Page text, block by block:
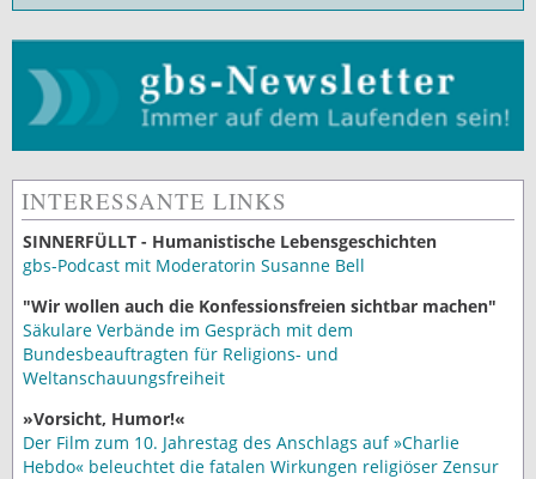
INTERESSANTE LINKS
SINNERFÜLLT - Humanistische Lebensgeschichten
gbs-Podcast mit Moderatorin Susanne Bell
"Wir wollen auch die Konfessionsfreien sichtbar machen"
Säkulare Verbände im Gespräch mit dem
Bundesbeauftragten für Religions- und
Weltanschauungsfreiheit
»Vorsicht, Humor!«
Der Film zum 10. Jahrestag des Anschlags auf »Charlie
Hebdo« beleuchtet die fatalen Wirkungen religiöser Zensur